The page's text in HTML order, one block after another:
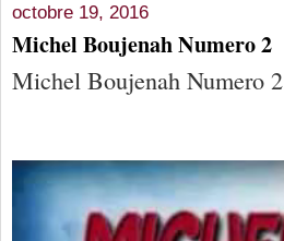
octobre 19, 2016
Michel Boujenah Numero 2
Michel Boujenah Numero 2